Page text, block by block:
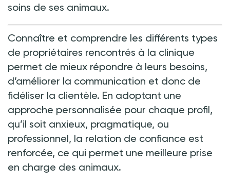
soins de ses animaux.
Connaître et comprendre les différents types
de propriétaires rencontrés à la clinique
permet de mieux répondre à leurs besoins,
d’améliorer la communication et donc de
fidéliser la clientèle. En adoptant une
approche personnalisée pour chaque profil,
qu’il soit anxieux, pragmatique, ou
professionnel, la relation de confiance est
renforcée, ce qui permet une meilleure prise
en charge des animaux.